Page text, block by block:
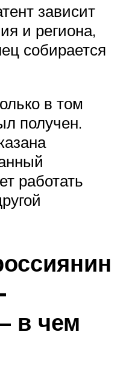
зависит
и региона,
собирается
в том
получен.
работать
в чем